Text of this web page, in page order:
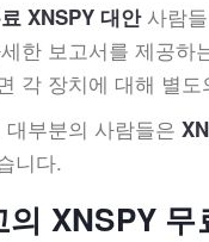
XNSPY 대안사람들
한 보고서를 제공
각 장치에 대해 별
대부분의 사람들은
니다.
의 XNSPY